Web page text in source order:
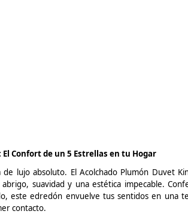
El Confort de un 5 Estrellas en tu Hogar
lujo absoluto. El Acolchado Plumón Duvet
suavidad y una estética impecable.
este edredón envuelve tus sentidos en una
contacto.